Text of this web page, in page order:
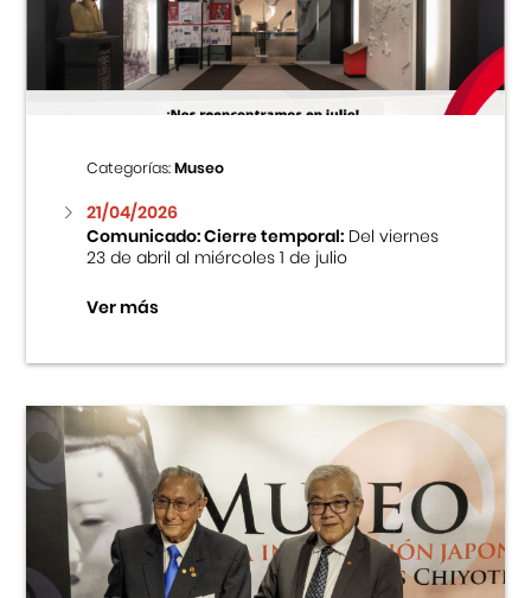
Centro Cultural Peruano Japonés
Museo de la Inmigración Japonesa
Fondo Editorial
Teatro Peruano Japonés
Categorías:Museo
21/04/2026
Comunicado: Cierre temporal:Del viernes
23 de abril al miércoles 1 de julio
Ver más